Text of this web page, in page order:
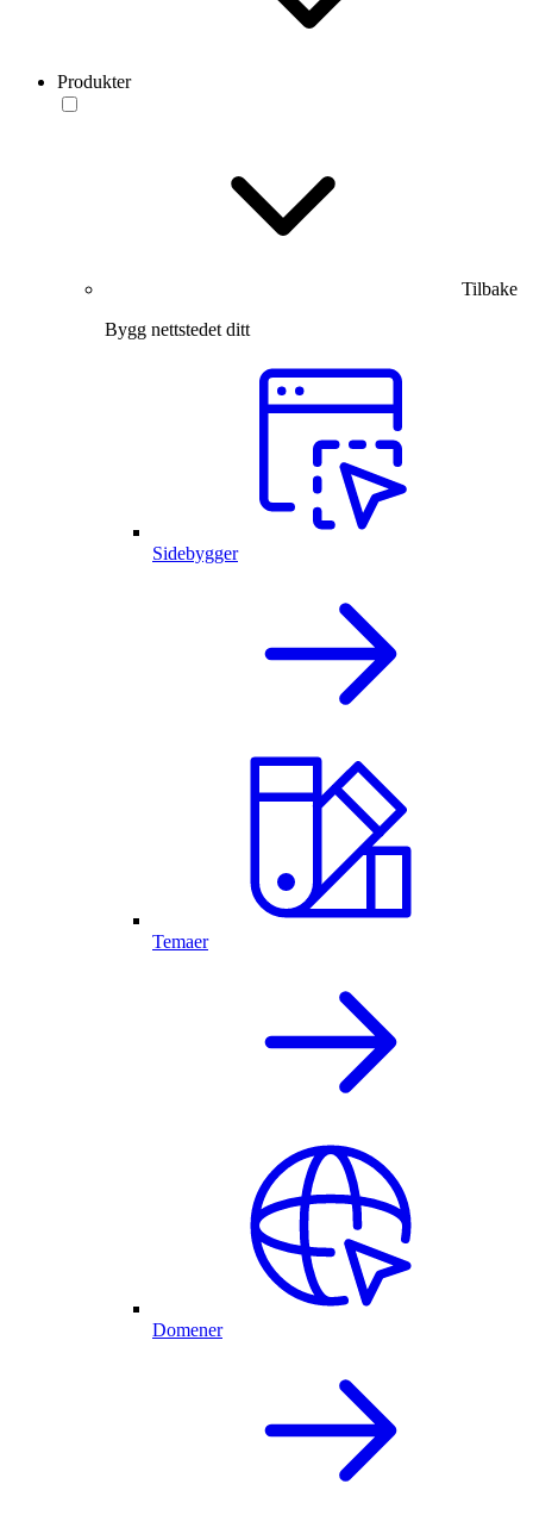
Produkter
Tilbake
Bygg nettstedet ditt
Sidebygger
Temaer
Domener